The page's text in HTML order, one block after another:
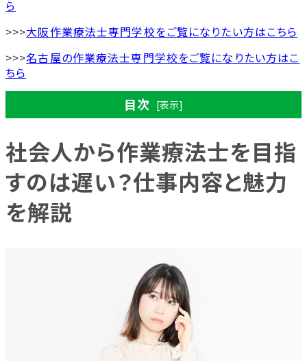
ら
>>>大阪作業療法士専門学校をご覧になりたい方はこちら
>>>名古屋の作業療法士専門学校をご覧になりたい方はこ
ちら
目次 [表示]
社会人から作業療法士を目指すのは遅い？仕事内容と
魅力を解説
作業療法士の仕事内容と役割
社会人から作業療法士を目指す人が増えている理由
社会人から作業療法士を目指すのは「遅くない」といえ
作業療法学生には社会人経験者も多い
AIに代替されにくい対人支援専門職として
社会人から作業療法士を目指
すのは遅い？仕事内容と魅力
を解説